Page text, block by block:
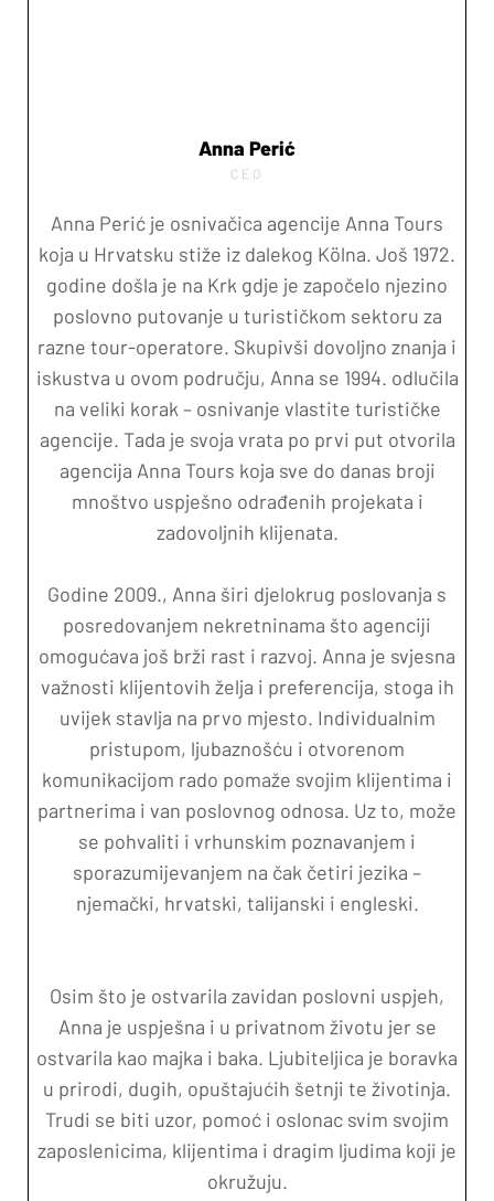
Anna Perić
CEO
Anna Perić je osnivačica agencije Anna Tours
koja u Hrvatsku stiže iz dalekog Kölna. Još 1972.
godine došla je na Krk gdje je započelo njezino
poslovno putovanje u turističkom sektoru za
razne tour-operatore. Skupivši dovoljno znanja i
iskustva u ovom području, Anna se 1994. odlučila
na veliki korak – osnivanje vlastite turističke
agencije. Tada je svoja vrata po prvi put otvorila
agencija Anna Tours koja sve do danas broji
mnoštvo uspješno odrađenih projekata i
zadovoljnih klijenata.
Godine 2009., Anna širi djelokrug poslovanja s
posredovanjem nekretninama što agenciji
omogućava još brži rast i razvoj. Anna je svjesna
važnosti klijentovih želja i preferencija, stoga ih
uvijek stavlja na prvo mjesto. Individualnim
pristupom, ljubaznošću i otvorenom
komunikacijom rado pomaže svojim klijentima i
partnerima i van poslovnog odnosa. Uz to, može
se pohvaliti i vrhunskim poznavanjem i
sporazumijevanjem na čak četiri jezika –
njemački, hrvatski, talijanski i engleski.
Osim što je ostvarila zavidan poslovni uspjeh,
Anna je uspješna i u privatnom životu jer se
ostvarila kao majka i baka. Ljubiteljica je boravka
u prirodi, dugih, opuštajućih šetnji te životinja.
Trudi se biti uzor, pomoć i oslonac svim svojim
zaposlenicima, klijentima i dragim ljudima koji je
okružuju.